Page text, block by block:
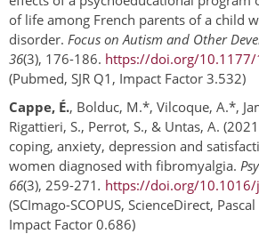
of life among French parents of a child
disorder. Focus on Autism and Other
36(3), 176-186. https://doi.org/
(Pubmed, SJR Q1, Impact Factor 3.532)
Cappe, É., Bolduc, M.*, Vilcoque, A.*,
Rigattieri, S., Perrot, S., & Untas, A.
coping, anxiety, depression and
women diagnosed with fibromyalgia.
66(3), 259-271. https://doi.org/
(SCImago-SCOPUS, ScienceDirect, Pascal
Impact Factor 0.686)